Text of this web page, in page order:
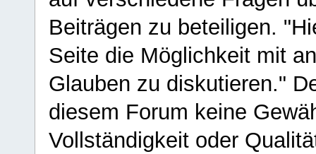
Beiträgen zu beteiligen.
Seite die Möglichkeit mit
Glauben zu diskutieren."
diesem Forum keine
Vollständigkeit oder